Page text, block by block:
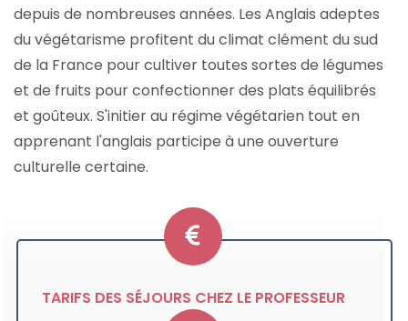
depuis de nombreuses années. Les Anglais adeptes
du végétarisme profitent du climat clément du sud
de la France pour cultiver toutes sortes de légumes
et de fruits pour confectionner des plats équilibrés
et goûteux. S'initier au régime végétarien tout en
apprenant l'anglais participe à une ouverture
culturelle certaine.
TARIFS DES SÉJOURS CHEZ LE PROFESSEUR